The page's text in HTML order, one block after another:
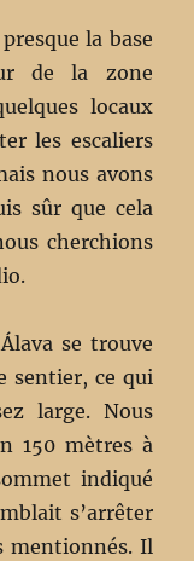
la base
de la zone
locaux
les escaliers
nous avons
sûr que cela
cherchions
se trouve
sentier, ce qui
large. Nous
150 mètres à
indiqué
s’arrêter
mentionnés. Il